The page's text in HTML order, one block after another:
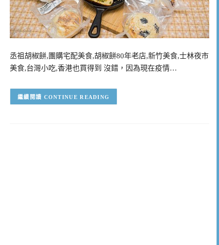
丞祖胡椒餅,團購宅配美食,胡椒餅80年老店,新竹美食,士林夜市
美食,台灣小吃,香港也買得到 沒錯，因為現在疫情…
CONTINUE READING